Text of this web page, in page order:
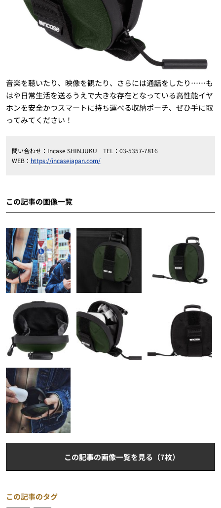
音楽を聴いたり、映像を観たり、さらには通話をしたり……も
はや日常生活を送るうえで大きな存在となっている高性能イヤ
ホンを安全かつスマートに持ち運べる収納ポーチ、ぜひ手に取
ってみてください！
問い合わせ：Incase SHINJUKU TEL：03-5357-7816
WEB： https://incasejapan.com/
この記事の画像一覧
この記事の画像一覧を見る（7枚）
この記事のタグ